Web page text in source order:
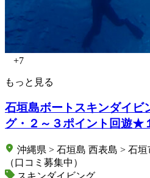
+7
もっと見る
石垣島ボートスキンダイビ
グ・２～３ポイント回遊★
沖縄県 > 石垣島 西表島 > 石垣
（口コミ募集中）